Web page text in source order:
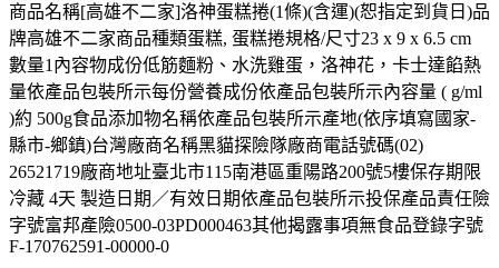
商品名稱[高雄不二家]洛神蛋糕捲(1條)(含運)(恕指定到貨日)品
牌高雄不二家商品種類蛋糕, 蛋糕捲規格/尺寸23 x 9 x 6.5 cm
數量1內容物成份低筋麵粉、水洗雞蛋，洛神花，卡士達餡熱
量依產品包裝所示每份營養成份依產品包裝所示內容量 ( g/ml
)約 500g食品添加物名稱依產品包裝所示產地(依序填寫國家-
縣市-鄉鎮)台灣廠商名稱黑貓探險隊廠商電話號碼(02)
26521719廠商地址臺北市115南港區重陽路200號5樓保存期限
冷藏 4天 製造日期／有效日期依產品包裝所示投保產品責任險
字號富邦產險0500-03PD000463其他揭露事項無食品登錄字號
F-170762591-00000-0